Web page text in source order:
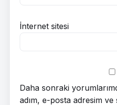
İnternet sitesi
Daha sonraki
adım, e-posta adresim